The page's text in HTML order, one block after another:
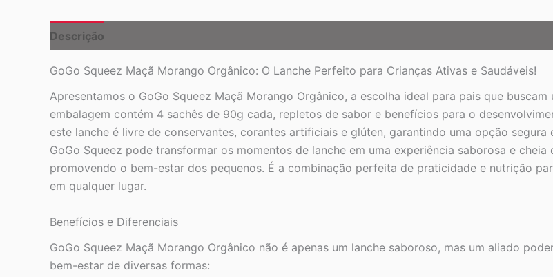
Sachês
Cada
Descrição
GoGo Squeez Maçã Morango Orgânico: O Lanche Perfeito para Crianças Ativas e Saudáveis!
Apresentamos o GoGo Squeez Maçã Morango Orgânico, a escolha ideal para pais que
embalagem contém 4 sachês de 90g cada, repletos de sabor e benefícios para o
este lanche é livre de conservantes, corantes artificiais e glúten, garantindo uma opção
GoGo Squeez pode transformar os momentos de lanche em uma experiência saborosa e
promovendo o bem-estar dos pequenos. É a combinação perfeita de praticidade e nutrição
em qualquer lugar.
Benefícios e Diferenciais
GoGo Squeez Maçã Morango Orgânico não é apenas um lanche saboroso, mas um aliado
bem-estar de diversas formas: